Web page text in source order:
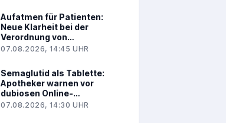
Aufatmen für Patienten:
Neue Klarheit bei der
Verordnung von
Medizinalcannabis
07.08.2026, 14:45 UHR
Semaglutid als Tablette:
Apotheker warnen vor
dubiosen Online-
Angeboten
07.08.2026, 14:30 UHR